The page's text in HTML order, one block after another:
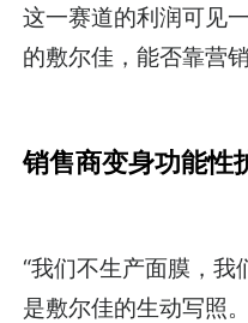
这一赛道的利润可见
的敷尔佳，能否靠营
销售商变身功能性
“我们不生产面膜，我
是敷尔佳的生动写照。